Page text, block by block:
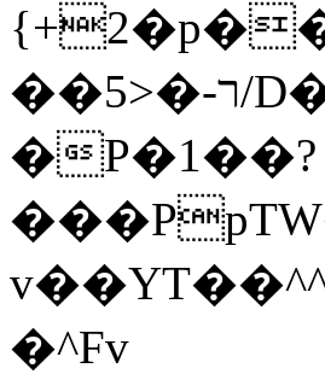
��ר-�<5/D�>�d�����1!u8JP�@TE�
�P�1��?
�^Fv